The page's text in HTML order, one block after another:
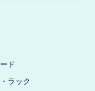
ド
ラック